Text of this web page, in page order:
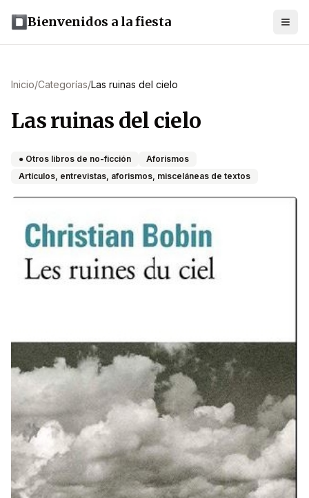
Bienvenidos a la fiesta
Inicio/Categorías/Las ruinas del cielo
Las ruinas del cielo
● Otros libros de no-ficción
Aforismos
Artículos, entrevistas, aforismos, misceláneas de textos